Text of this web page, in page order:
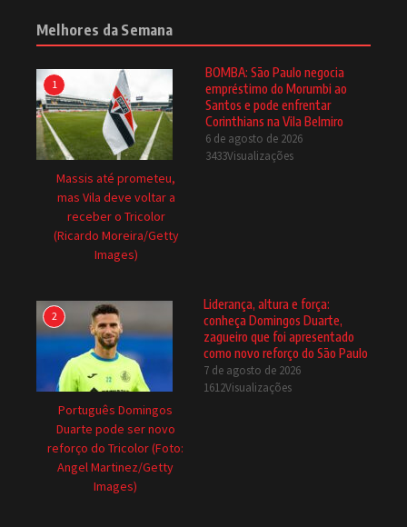
Melhores da Semana
1
Massis até prometeu,
mas Vila deve voltar a
receber o Tricolor
(Ricardo Moreira/Getty
Images)
BOMBA: São Paulo negocia
empréstimo do Morumbi ao
Santos e pode enfrentar
Corinthians na Vila Belmiro
6 de agosto de 2026
3433Visualizações
2
Português Domingos
Duarte pode ser novo
reforço do Tricolor (Foto:
Angel Martinez/Getty
Images)
Liderança, altura e força:
conheça Domingos Duarte,
zagueiro que foi apresentado
como novo reforço do São Paulo
7 de agosto de 2026
1612Visualizações